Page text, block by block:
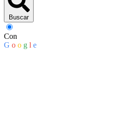
Buscar
Con
G o o g l e